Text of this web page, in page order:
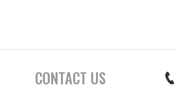
CONTACT US